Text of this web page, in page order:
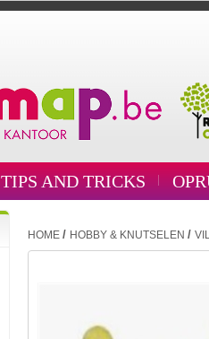
TIPS AND TRICKS
HOME / HOBBY & KNUTSELEN /